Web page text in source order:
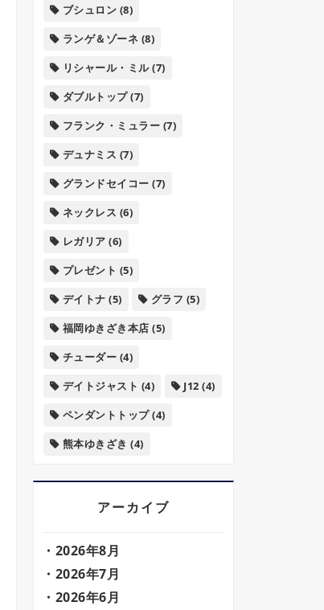
ブシュロン (8)
ランゲ＆ゾーネ (8)
リシャール・ミル(7)
ダブルトップ(7)
フランク・ミュラー (7)
デュナミス (7)
グランドセイコー (7)
ネックレス (6)
レガリア (6)
プレゼント (5)
デイトナ (5) グラフ (5)
福岡ゆきざき本店 (5)
チューダー (4)
デイトジャスト (4) J12 (4)
ペンダントトップ(4)
熊本ゆきざき (4)
アーカイブ
2026年8月
2026年7月
2026年6月